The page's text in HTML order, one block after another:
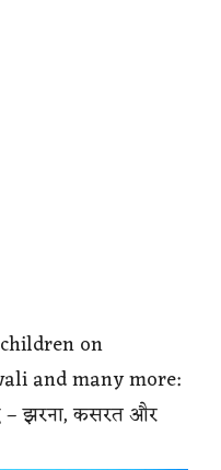
on
and many more:
– झरना, कसरत और